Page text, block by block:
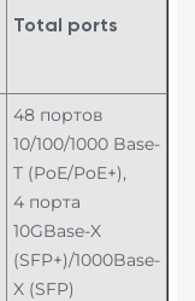
Total ports
48 портов
10/100/1000 Base-
T (PoE/PoE+),
4 порта
10GBase-X
(SFP+)/1000Base-
X (SFP)